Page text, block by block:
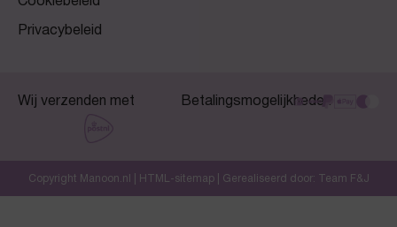
Privacybeleid
Wij verzenden met Betalingsmogelijkheden
Copyright Manoon.nl | HTML-sitemap| Gerealiseerd door: Team F&J